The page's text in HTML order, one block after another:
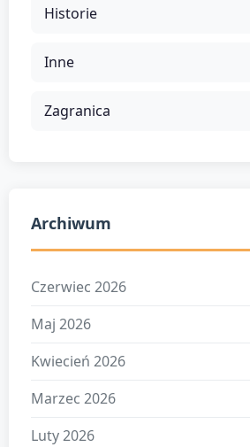
Historie
Inne
Zagranica
Archiwum
Czerwiec 2026
Maj 2026
Kwiecień 2026
Marzec 2026
Luty 2026